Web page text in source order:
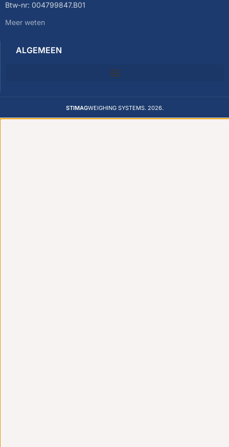
Btw-nr: 004799847.B01
Meer weten
ALGEMEEN
STIMAGWEIGHING SYSTEMS. 2026.